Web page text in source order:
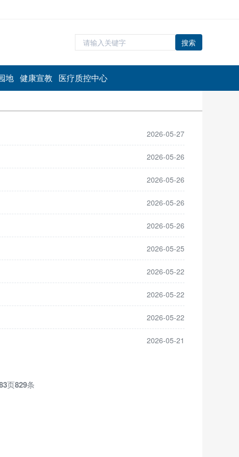
搜索
地 健康宣教 医疗质控中心
2026-05-27
2026-05-26
2026-05-26
2026-05-26
2026-05-26
2026-05-25
2026-05-22
2026-05-22
2026-05-22
2026-05-21
页829条